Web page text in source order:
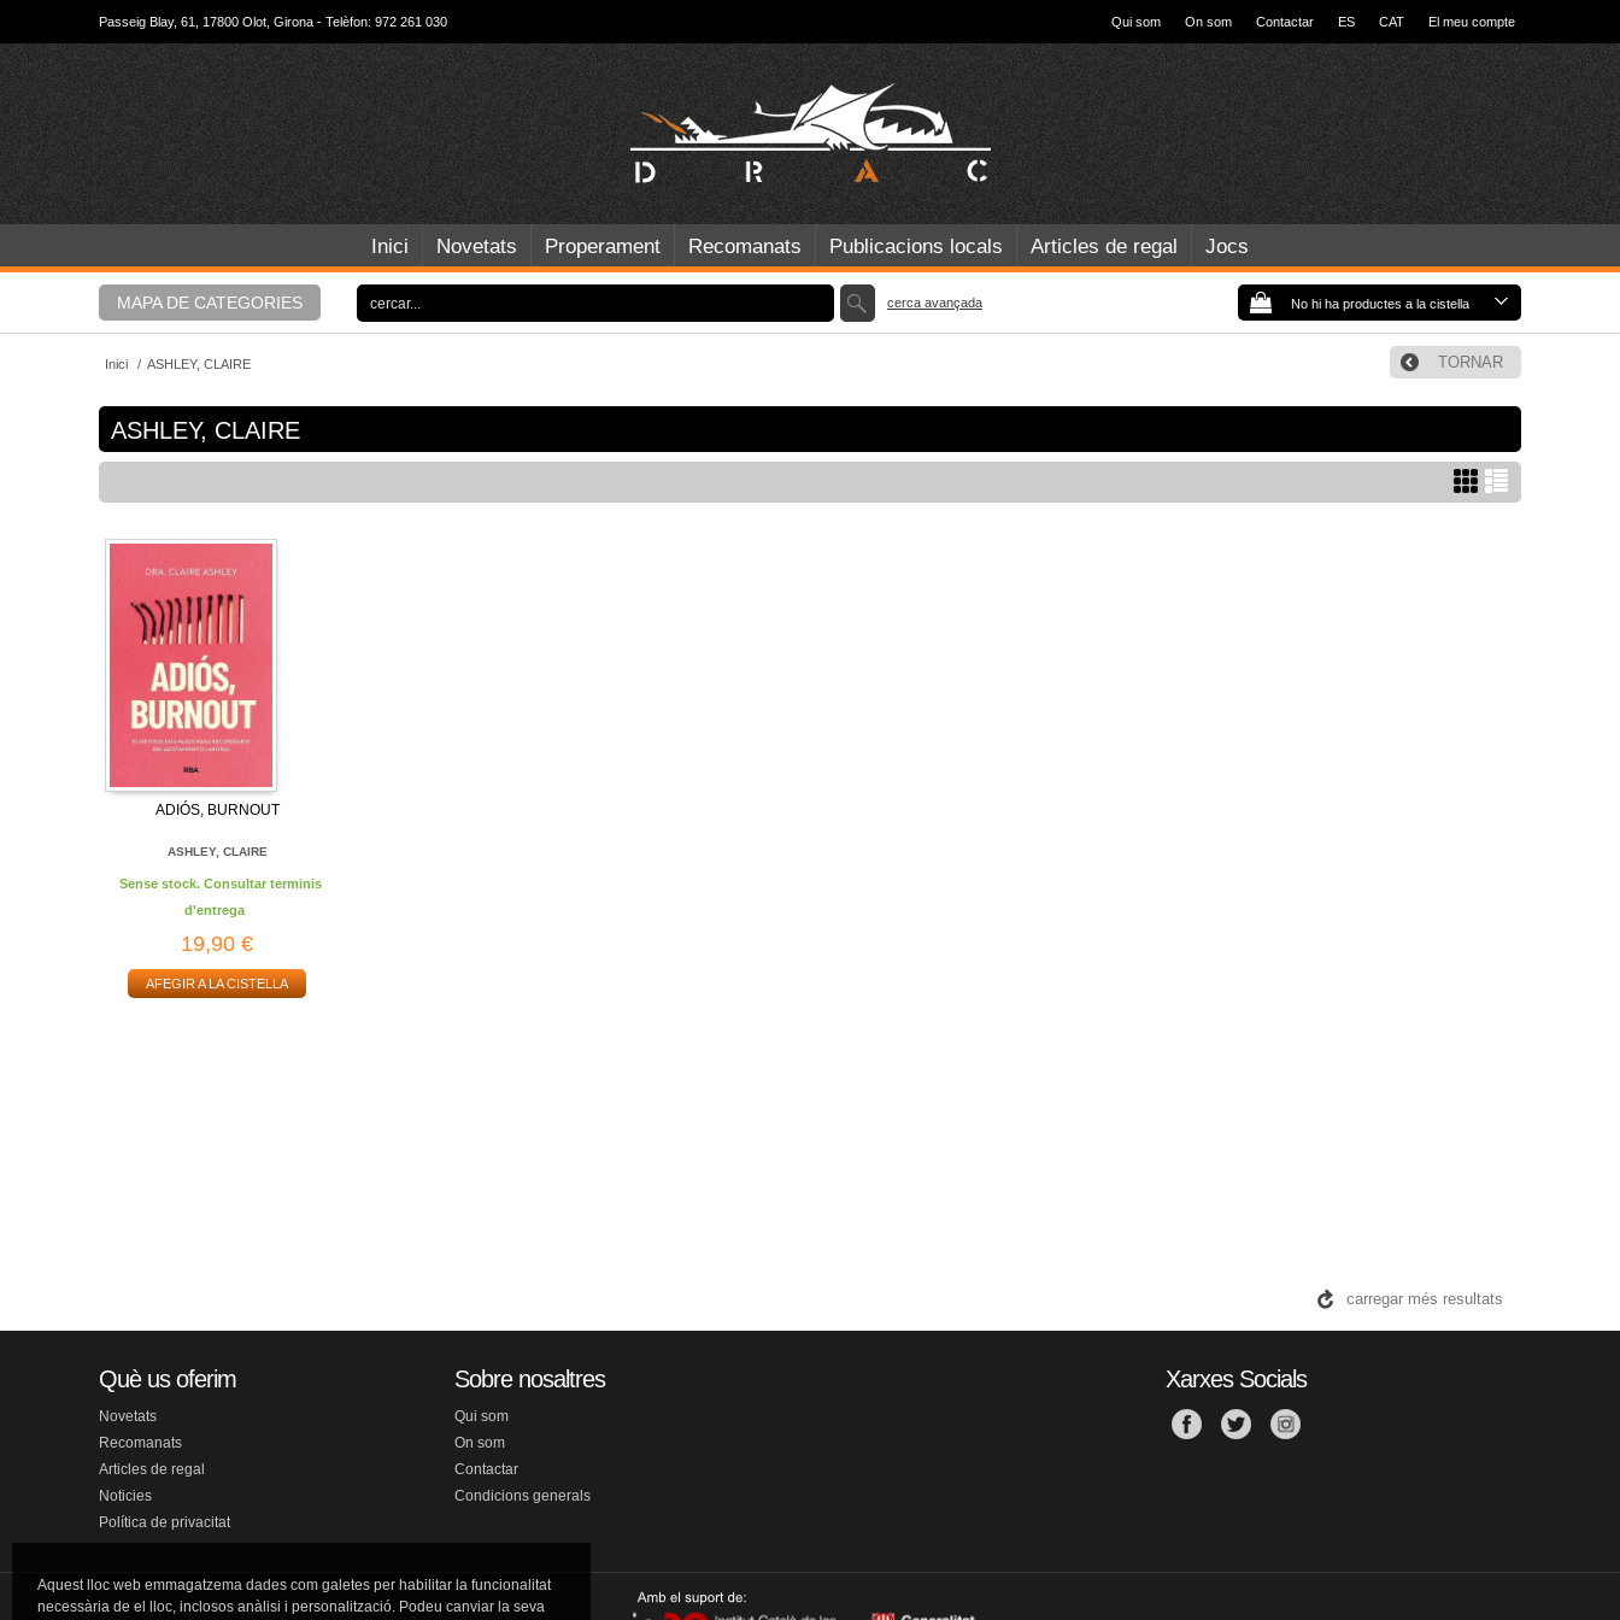
Passeig Blay, 61, 17800 Olot, Girona - Telèfon: 972 261 030 Qui som On som Contactar ES CAT El meu compte
Inici Novetats Properament Recomanats Publicacions locals Articles de regal Jocs
MAPA DE CATEGORIES No hi ha productes a la cistella
cerca avançada
Inici / ASHLEY, CLAIRE TORNAR
ASHLEY, CLAIRE
ADIÓS, BURNOUT
ASHLEY, CLAIRE
Sense stock. Consultar terminis
d'entrega
19,90 €
AFEGIR A LA CISTELLA
carregar més resultats
Què us oferim
Novetats
Recomanats
Articles de regal
Noticies
Política de privacitat
Sobre nosaltres
Qui som
On som
Contactar
Condicions generals
Xarxes Socials
Aquest lloc web emmagatzema dades com galetes per habilitar la funcionalitat
necessària de el lloc, inclosos anàlisi i personalització. Podeu canviar la seva